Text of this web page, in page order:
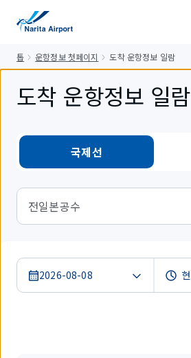
톱 운항정보 첫페이지 도착 운항정보 일람
도착 운항정보 일람
국제선
전일본공수
2026-08-08